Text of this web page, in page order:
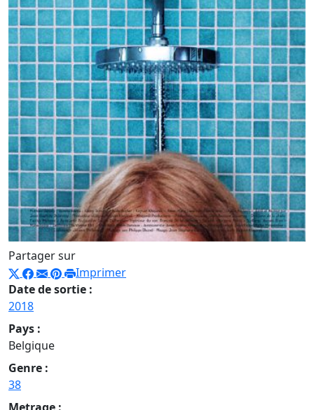
Partager sur
Imprimer
Date de sortie :
2018
Pays :
Belgique
Genre :
38